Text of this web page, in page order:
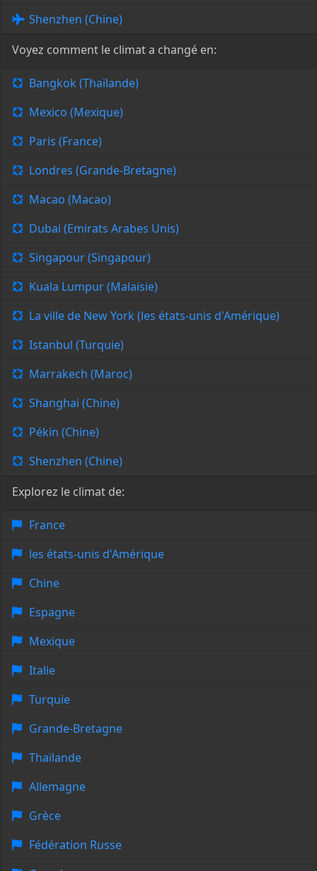
Shenzhen (Chine)
Voyez comment le climat a changé en:
Bangkok (Thaïlande)
Mexico (Mexique)
Paris (France)
Londres (Grande-Bretagne)
Macao (Macao)
Dubai (Emirats Arabes Unis)
Singapour (Singapour)
Kuala Lumpur (Malaisie)
La ville de New York (les états-unis d'Amérique)
Istanbul (Turquie)
Marrakech (Maroc)
Shanghai (Chine)
Pékin (Chine)
Shenzhen (Chine)
Explorez le climat de:
France
les états-unis d'Amérique
Chine
Espagne
Mexique
Italie
Turquie
Grande-Bretagne
Thaïlande
Allemagne
Grèce
Fédération Russe